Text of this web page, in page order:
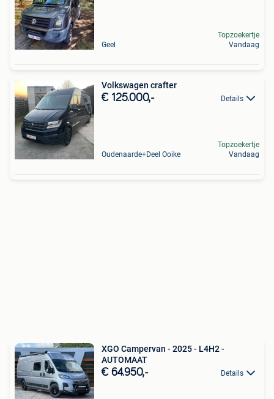
Geel
Topzoekertje
Vandaag
Volkswagen crafter
€ 125.000,- Details
Oudenaarde+Deel Ooike
Topzoekertje
Vandaag
XGO Campervan - 2025 - L4H2 -
AUTOMAAT
€ 64.950,- Details